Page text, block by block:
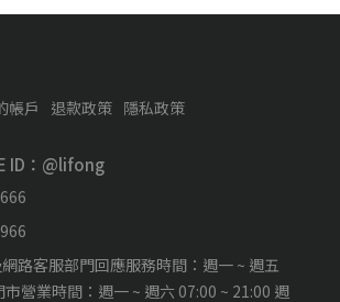
帳戶 退款政策 隱私政策
ID：@lifong
路客服部門回應服務時間：週一 ~ 週五
營業時間：週一 ~ 週六 07:00 ~ 21:00 週